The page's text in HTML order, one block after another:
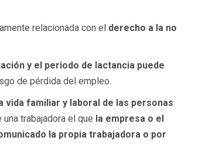
relacionada con el derecho a la no
y el periodo de lactancia puede
de pérdida del empleo.
vida familiar y laboral de las personas
trabajadora el que la empresa o el
la propia trabajadora o por